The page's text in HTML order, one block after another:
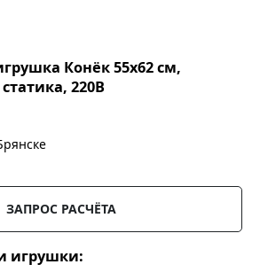
Конёк 55x62 см,
220В
ЗАПРОС РАСЧЁТА
игрушки: